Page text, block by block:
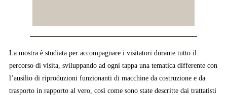
La mostra è studiata per accompagnare i visitatori durante tutto il
percorso di visita, sviluppando ad ogni tappa una tematica differente con
l’ausilio di riproduzioni funzionanti di macchine da costruzione e da
trasporto in rapporto al vero, così come sono state descritte dai trattatisti